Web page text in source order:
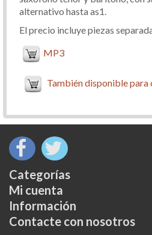
alternativo hasta as1.
El precio incluye piezas
MP3
También disponible
Categorías
Mi cuenta
Información
Contacte con nosotros